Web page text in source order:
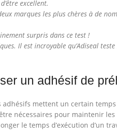
excellent.
marques les plus chères à de
surpris dans ce test !
Il est incroyable qu’Adiseal
un adhésif de
adhésifs mettent un certain
nécessaires pour maintenir les
le temps d’exécution d’un